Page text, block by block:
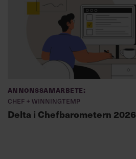
Annonssamarbete:
Chef + Winningtemp
Delta i Chefbarometern 2026